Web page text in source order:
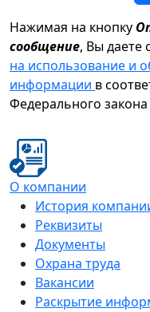
Нажимая на кнопку
сообщение, Вы даете
на использование и
информации в
Федерального
О компании
История
Реквизиты
Документы
Охрана труда
Вакансии
Раскрытие